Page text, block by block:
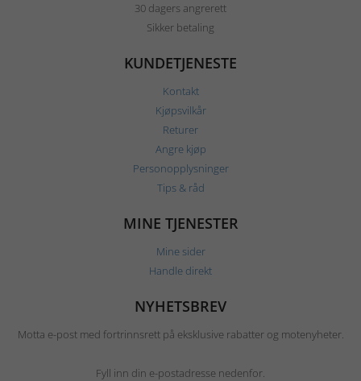
30 dagers angrerett
Sikker betaling
KUNDETJENESTE
Kontakt
Kjøpsvilkår
Returer
Angre kjøp
Personopplysninger
Tips & råd
MINE TJENESTER
Mine sider
Handle direkt
NYHETSBREV
Motta e-post med fortrinnsrett på eksklusive rabatter og motenyheter.
Fyll inn din e-postadresse nedenfor.